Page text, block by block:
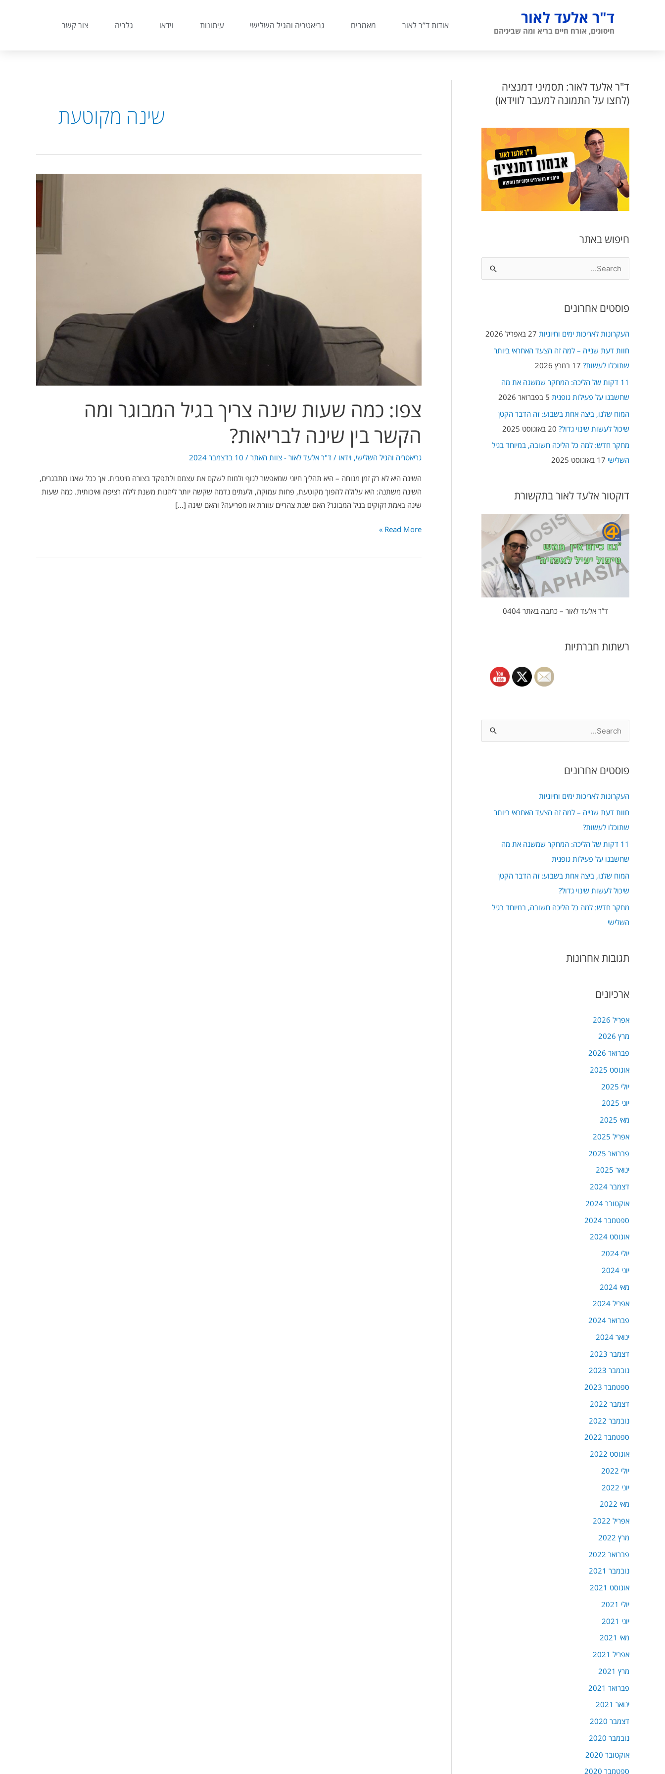
ד"ר אלעד לאור
חיסונים, אורח חיים בריא ומה שביניהם אודות ד”ר לאור מאמרים גריאטריה והגיל השלישי עיתונות וידאו גלריה צור קשר
ד"ר אלעד לאור: תסמיני דמנציה
(לחצו על התמונה למעבר לווידאו)
חיפוש באתר
r
c
פוסטים אחרונים
העקרונות לאריכות ימים וחיוניות 27 באפריל 2026
חוות דעת שנייה – למה זה הצעד האחראי ביותר
שתוכלו לעשות? 17 במרץ 2026
11 דקות של הליכה: המחקר שמשנה את מה
שחשבנו על פעילות גופנית 5 בפברואר 2026
המוח שלנו, ביצה אחת בשבוע: זה הדבר הקטן
שיכול לעשות שינוי גדול? 20 באוגוסט 2025
מחקר חדש: למה כל הליכה חשובה, במיוחד בגיל
השלישי 17 באוגוסט 2025
דוקטור אלעד לאור בתקשורת
ד”ר אלעד לאור – כתבה באתר 0404
רשתות חברתיות
r
c
פוסטים אחרונים
העקרונות לאריכות ימים וחיוניות
חוות דעת שנייה – למה זה הצעד האחראי ביותר
שתוכלו לעשות?
11 דקות של הליכה: המחקר שמשנה את מה
שחשבנו על פעילות גופנית
המוח שלנו, ביצה אחת בשבוע: זה הדבר הקטן
שיכול לעשות שינוי גדול?
מחקר חדש: למה כל הליכה חשובה, במיוחד בגיל
השלישי
תגובות אחרונות
ארכיונים
אפריל 2026
מרץ 2026
פברואר 2026
אוגוסט 2025
יולי 2025
יוני 2025
מאי 2025
אפריל 2025
פברואר 2025
ינואר 2025
דצמבר 2024
אוקטובר 2024
ספטמבר 2024
אוגוסט 2024
יולי 2024
יוני 2024
מאי 2024
אפריל 2024
פברואר 2024
ינואר 2024
דצמבר 2023
נובמבר 2023
ספטמבר 2023
דצמבר 2022
נובמבר 2022
ספטמבר 2022
אוגוסט 2022
יולי 2022
יוני 2022
מאי 2022
אפריל 2022
מרץ 2022
פברואר 2022
נובמבר 2021
אוגוסט 2021
יולי 2021
יוני 2021
מאי 2021
אפריל 2021
מרץ 2021
פברואר 2021
ינואר 2021
דצמבר 2020
נובמבר 2020
אוקטובר 2020
ספטמבר 2020
שינה מקוטעת
צפו: כמה שעות שינה צריך בגיל המבוגר ומה
הקשר בין שינה לבריאות?
גריאטריה והגיל השלישי, וידאו / ד"ר אלעד לאור - צוות האתר / 10 בדצמבר 2024
השינה היא לא רק זמן מנוחה – היא תהליך חיוני שמאפשר לגוף ולמוח לשקם את עצמם ולתפקד בצורה מיטבית. אך ככל שאנו מתבגרים,
השינה משתנה: היא עלולה להפוך מקוטעת, פחות עמוקה, ולעתים נדמה שקשה יותר ליהנות משנת לילה רציפה ואיכותית. כמה שעות
שינה באמת זקוקים בגיל המבוגר? האם שנת צהריים עוזרת או מפריעה? והאם שינה […]
Read More »